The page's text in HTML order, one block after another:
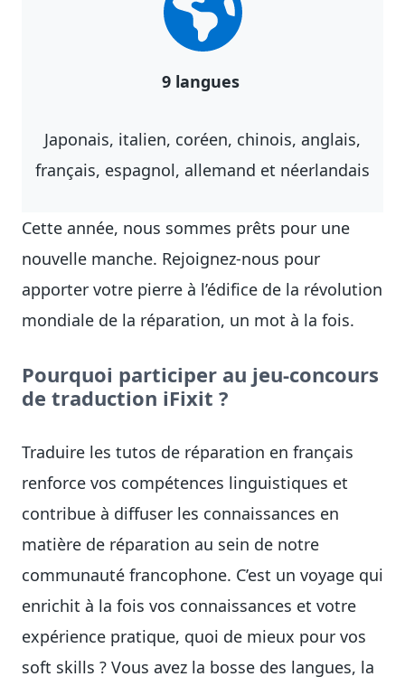
9 langues
Japonais, italien, coréen, chinois, anglais,
français, espagnol, allemand et néerlandais
Cette année, nous sommes prêts pour une
nouvelle manche. Rejoignez-nous pour
apporter votre pierre à l’édifice de la révolution
mondiale de la réparation, un mot à la fois.
Pourquoi participer au jeu-concours
de traduction iFixit ?
Traduire les tutos de réparation en français
renforce vos compétences linguistiques et
contribue à diffuser les connaissances en
matière de réparation au sein de notre
communauté francophone. C’est un voyage qui
enrichit à la fois vos connaissances et votre
expérience pratique, quoi de mieux pour vos
soft skills ? Vous avez la bosse des langues, la